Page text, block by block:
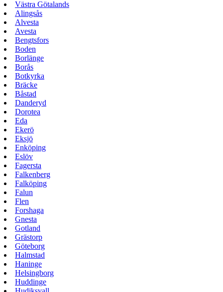
Västra Götalands
Alingsås
Alvesta
Avesta
Bengtsfors
Boden
Borlänge
Borås
Botkyrka
Bräcke
Båstad
Danderyd
Dorotea
Eda
Ekerö
Eksjö
Enköping
Eslöv
Fagersta
Falkenberg
Falköping
Falun
Flen
Forshaga
Gnesta
Gotland
Grästorp
Göteborg
Halmstad
Haninge
Helsingborg
Huddinge